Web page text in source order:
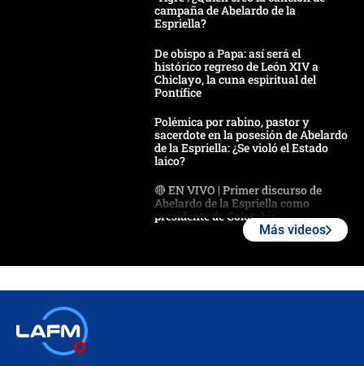
campaña de Abelardo de la
Espriella?
De obispo a Papa: así será el
histórico regreso de León XIV a
Chiclayo, la cuna espiritual del
Pontífice
Polémica por rabino, pastor y
sacerdote en la posesión de Abelardo
de la Espriella: ¿Se violó el Estado
laico?
🔴 EN VIVO | Primer discurso de
Abelardo de la Espriella como
presidente de Colombia
Más videos